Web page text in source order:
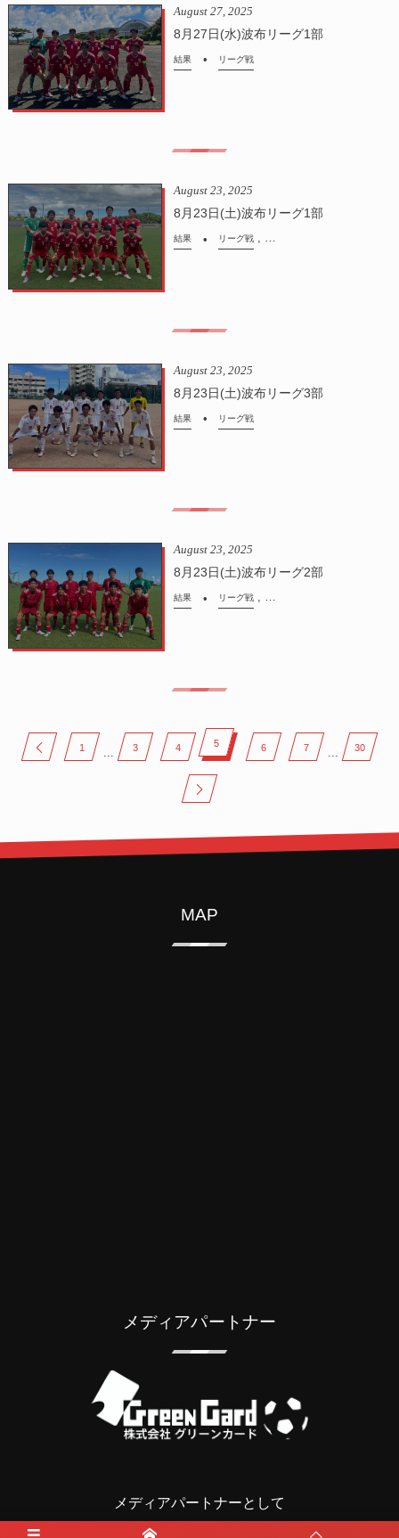
August 27 ,2025
8月27日(水)波布リーグ1部
結果 リーグ戦
August 23,2025
8月23日(土)波布リーグ1部
結果 リーグ戦 , …
August 23 ,2025
8月23日(土)波布リーグ3部
結果 リーグ戦
August 23,2025
8月23日(土)波布リーグ2部
結果 リーグ戦 , …
1 3 4 5 6 7 30
MAP
メディアパートナー
メディアパートナーとして
那覇西サッカー部を盛り上げます